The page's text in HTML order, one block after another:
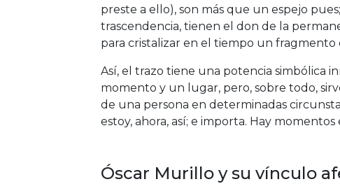
preste a ello), son más que un espejo
trascendencia, tienen el don de la
para cristalizar en el tiempo un
Así, el trazo tiene una potencia simbólica
momento y un lugar, pero, sobre todo,
de una persona en determinadas
estoy, ahora, así; e importa. Hay
Óscar Murillo y su vínculo